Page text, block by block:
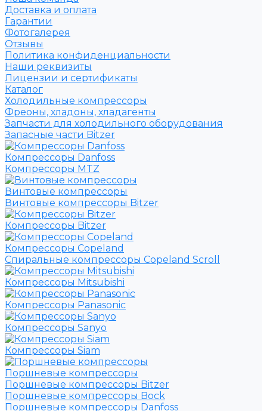
Доставка и оплата
Гарантии
Фотогалерея
Отзывы
Политика конфиденциальности
Наши реквизиты
Лицензии и сертификаты
Каталог
Холодильные компрессоры
Фреоны, хладоны, хладагенты
Запчасти для холодильного оборудования
Запасные части Bitzer
Компрессоры Danfoss
Компрессоры MTZ
Винтовые компрессоры
Винтовые компрессоры Bitzer
Компрессоры Bitzer
Компрессоры Copeland
Спиральные компрессоры Copeland Scroll
Компрессоры Mitsubishi
Компрессоры Panasonic
Компрессоры Sanyo
Компрессоры Siam
Поршневые компрессоры
Поршневые компрессоры Bitzer
Поршневые компрессоры Bock
Поршневые компрессоры Danfoss